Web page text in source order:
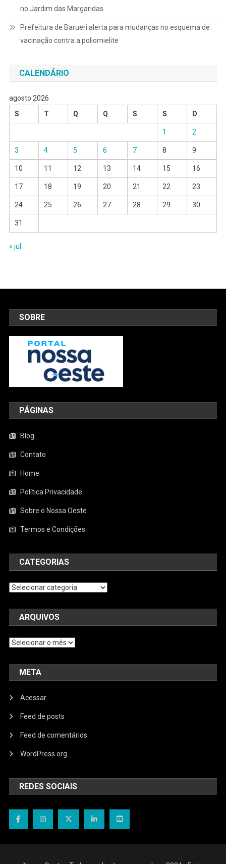
no Jardim das Margaridas
Prefeitura de Barueri alerta para mudanças no esquema de
vacinação contra a poliomielite
CALENDÁRIO
agosto 2026
S
T Q Q S S D
1 2
3 4 5 6 7 8 9
10 11 12 13 14 15 16
17 18 19 20 21 22 23
24 25 26 27 28 29 30
31
« jul
SOBRE
PÁGINAS
Blog
Contato
Home
Política Privacidade
Sobre o Nossa Oeste
Termos e Condições
CATEGORIAS
Categorias
ARQUIVOS
Arquivos
META
Acessar
Feed de posts
Feed de comentários
WordPress.org
REDES SOCIAIS